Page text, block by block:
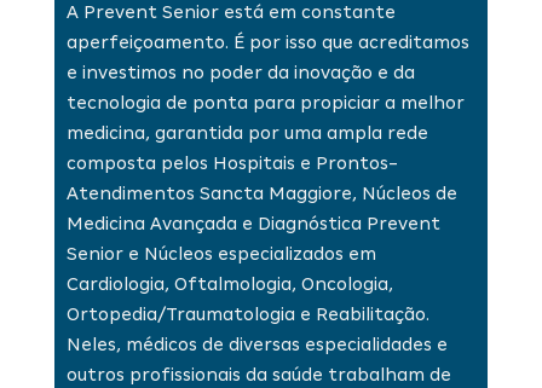
A Prevent Senior está em constante
aperfeiçoamento. É por isso que acreditamos
e investimos no poder da inovação e da
tecnologia de ponta para propiciar a melhor
medicina, garantida por uma ampla rede
composta pelos Hospitais e Prontos-
Atendimentos Sancta Maggiore, Núcleos de
Medicina Avançada e Diagnóstica Prevent
Senior e Núcleos especializados em
Cardiologia, Oftalmologia, Oncologia,
Ortopedia/Traumatologia e Reabilitação.
Neles, médicos de diversas especialidades e
outros profissionais da saúde trabalham de